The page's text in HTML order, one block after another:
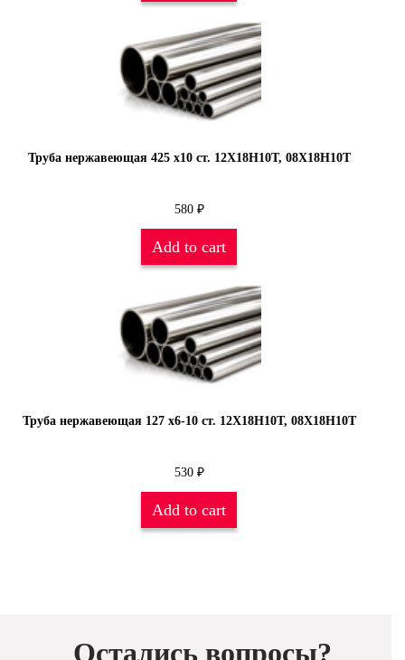
Труба нержавеющая 425 х10 ст. 12Х18Н10Т, 08Х18Н10Т
580 ₽
Add to cart
Труба нержавеющая 127 х6-10 ст. 12Х18Н10Т, 08Х18Н10Т
530 ₽
Add to cart
Остались вопросы?